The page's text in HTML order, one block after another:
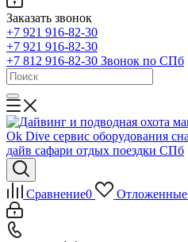
Заказать звонок
+7 921 916-82-30
+7 921 916-82-30
+7 812 916-82-30 Звонок по СПб
Сравнение0 Отложенные